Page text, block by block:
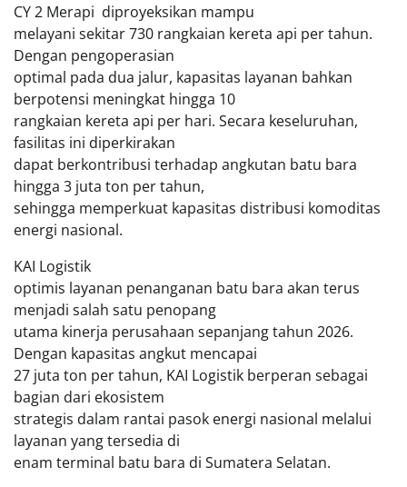
CY 2 Merapi diproyeksikan mampu
melayani sekitar 730 rangkaian kereta api per tahun.
Dengan pengoperasian
optimal pada dua jalur, kapasitas layanan bahkan
berpotensi meningkat hingga 10
rangkaian kereta api per hari. Secara keseluruhan,
fasilitas ini diperkirakan
dapat berkontribusi terhadap angkutan batu bara
hingga 3 juta ton per tahun,
sehingga memperkuat kapasitas distribusi komoditas
energi nasional.
KAI Logistik
optimis layanan penanganan batu bara akan terus
menjadi salah satu penopang
utama kinerja perusahaan sepanjang tahun 2026.
Dengan kapasitas angkut mencapai
27 juta ton per tahun, KAI Logistik berperan sebagai
bagian dari ekosistem
strategis dalam rantai pasok energi nasional melalui
layanan yang tersedia di
enam terminal batu bara di Sumatera Selatan.